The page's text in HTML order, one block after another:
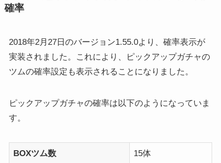
確率
2018年2月27日のバージョン1.55.0より、確率表示が
実装されました。これにより、ピックアップガチャの
ツムの確率設定も表示されることになりました。
ピックアップガチャの確率は以下のようになっていま
す。
BOXツム数 15体